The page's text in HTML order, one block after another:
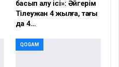
басып алу ісі»: Әйгерім
Тілеужан 4 жылға, тағы
да 4…
QOGAM